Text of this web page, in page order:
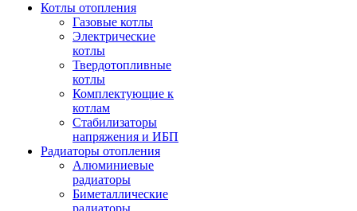
Котлы отопления
Газовые котлы
Электрические
котлы
Твердотопливные
котлы
Комплектующие к
котлам
Стабилизаторы
напряжения и ИБП
Радиаторы отопления
Алюминиевые
радиаторы
Биметаллические
радиаторы